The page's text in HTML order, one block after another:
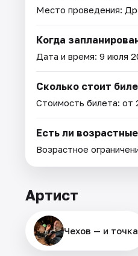
Место проведения:
Когда
Дата и время: 9 июля
Сколько стоит
Стоимость билета: от
Есть ли
Возрастное
Артист
Чехов — и точка